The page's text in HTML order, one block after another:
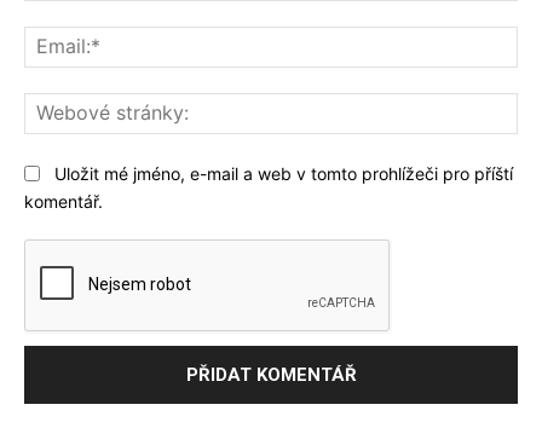
Uložit mé jméno, e-mail a web v tomto prohlížeči pro příští
komentář.